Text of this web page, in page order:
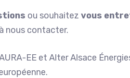
ou souhaitez vous
nous contacter.
EE et Alter Alsace